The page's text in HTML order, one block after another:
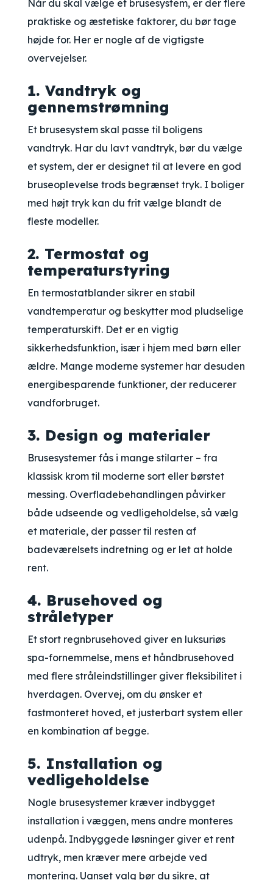
Når du skal vælge et brusesystem, er der flere
praktiske og æstetiske faktorer, du bør tage
højde for. Her er nogle af de vigtigste
overvejelser.
1. Vandtryk og
gennemstrømning
Et brusesystem skal passe til boligens
vandtryk. Har du lavt vandtryk, bør du vælge
et system, der er designet til at levere en god
bruseoplevelse trods begrænset tryk. I boliger
med højt tryk kan du frit vælge blandt de
fleste modeller.
2. Termostat og
temperaturstyring
En termostatblander sikrer en stabil
vandtemperatur og beskytter mod pludselige
temperaturskift. Det er en vigtig
sikkerhedsfunktion, især i hjem med børn eller
ældre. Mange moderne systemer har desuden
energibesparende funktioner, der reducerer
vandforbruget.
3. Design og materialer
Brusesystemer fås i mange stilarter – fra
klassisk krom til moderne sort eller børstet
messing. Overfladebehandlingen påvirker
både udseende og vedligeholdelse, så vælg
et materiale, der passer til resten af
badeværelsets indretning og er let at holde
rent.
4. Brusehoved og
stråletyper
Et stort regnbrusehoved giver en luksuriøs
spa-fornemmelse, mens et håndbrusehoved
med flere stråleindstillinger giver fleksibilitet i
hverdagen. Overvej, om du ønsker et
fastmonteret hoved, et justerbart system eller
en kombination af begge.
5. Installation og
vedligeholdelse
Nogle brusesystemer kræver indbygget
installation i væggen, mens andre monteres
udenpå. Indbyggede løsninger giver et rent
udtryk, men kræver mere arbejde ved
montering. Uanset valg bør du sikre, at